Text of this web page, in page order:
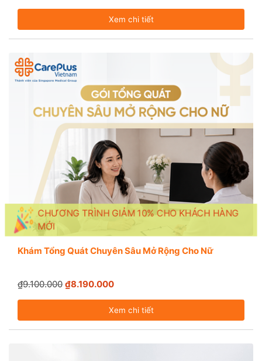
Xem chi tiết
CHƯƠNG TRÌNH GIẢM 10% CHO KHÁCH HÀNG
MỚI
Khám Tổng Quát Chuyên Sâu Mở Rộng Cho Nữ
₫9.100.000 ₫8.190.000
Xem chi tiết